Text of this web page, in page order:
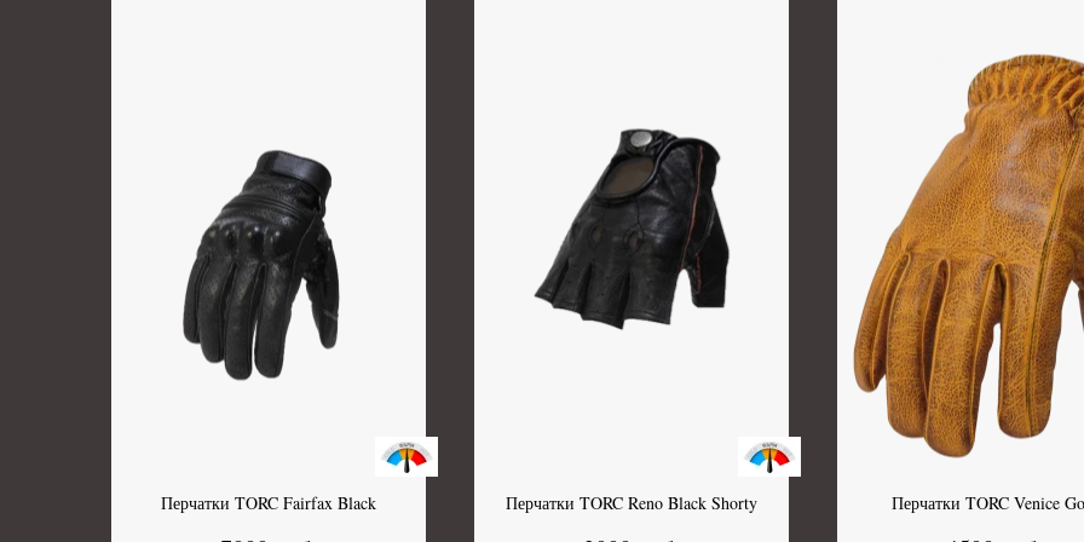
Перчатки TORC Fairfax Black Перчатки TORC Reno Black Shorty Перчатки TORC Venice